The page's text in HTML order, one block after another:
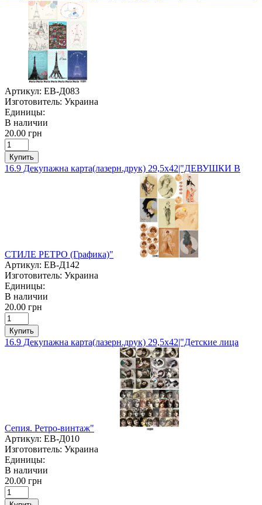
Артикул: ЕВ-Д083
Изготовитель: Украина
Единицы:
В наличии
20.00 грн
Купить
16.9 Декупажна карта(лазерн.друк) 29,5х42|"ДЕВУШКИ В
СТИЛЕ РЕТРО (Графика)"
Артикул: ЕВ-Д142
Изготовитель: Украина
Единицы:
В наличии
20.00 грн
Купить
16.9 Декупажна карта(лазерн.друк) 29,5х42|"Детские лица
Сепия. Ретро-винтаж"
Артикул: ЕВ-Д010
Изготовитель: Украина
Единицы:
В наличии
20.00 грн